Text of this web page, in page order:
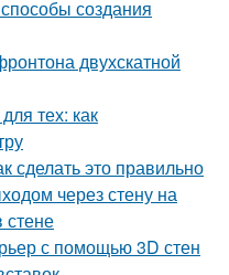
создания
двухскатной
тех: как
сделать это правильно
через стену на
стене
с помощью 3D стен